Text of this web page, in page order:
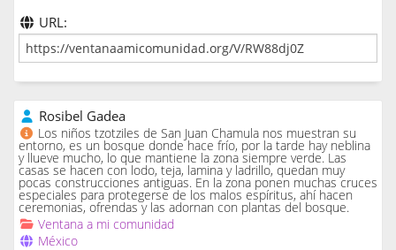
URL:
Rosibel Gadea
Los niños tzotziles de San Juan Chamula nos muestran su
entorno, es un bosque donde hace frío, por la tarde hay neblina
y llueve mucho, lo que mantiene la zona siempre verde. Las
casas se hacen con lodo, teja, lamina y ladrillo, quedan muy
pocas construcciones antiguas. En la zona ponen muchas cruces
especiales para protegerse de los malos espíritus, ahí hacen
ceremonias, ofrendas y las adornan con plantas del bosque.
Ventana a mi comunidad
México